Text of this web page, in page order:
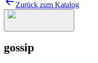
Zurück zum Katalog
gossip